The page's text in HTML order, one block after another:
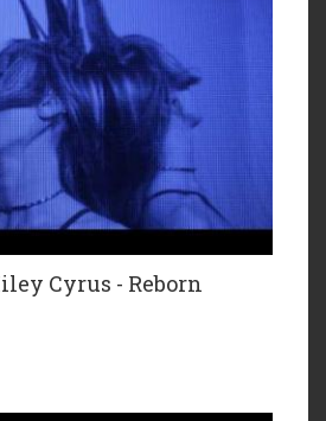
Cyrus - Reborn